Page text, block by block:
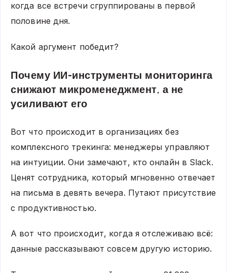
когда все встречи сгруппированы в первой
половине дня.
Какой аргумент победит?
Почему ИИ-инструменты мониторинга
снижают микроменеджмент, а не
усиливают его
Вот что происходит в организациях без
комплексного трекинга: менеджеры управляют
на интуиции. Они замечают, кто онлайн в Slack.
Ценят сотрудника, который мгновенно отвечает
на письма в девять вечера. Путают присутствие
с продуктивностью.
А вот что происходит, когда я отслеживаю всё:
данные рассказывают совсем другую историю.